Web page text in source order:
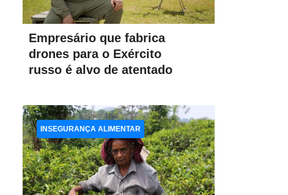
Empresário que fabrica
drones para o Exército
russo é alvo de atentado
INSEGURANÇA ALIMENTAR